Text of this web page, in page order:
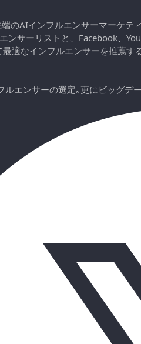
のAIインフルエンサーマーケ
ンサーリストと、Facebook、
適なインフルエンサーを推薦
ルエンサーの選定｡更にビッグデ